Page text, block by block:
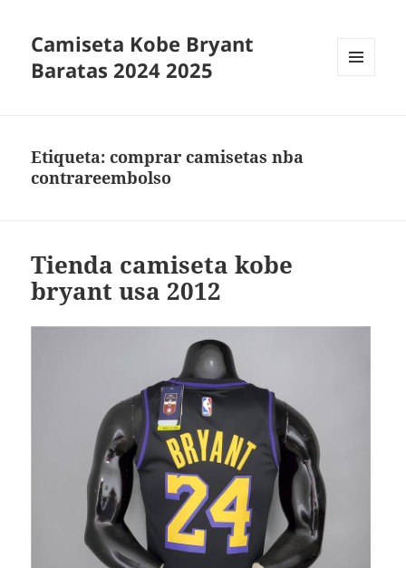
Camiseta Kobe Bryant
Baratas 2024 2025
Etiqueta:comprar camisetas nba
contrareembolso
Tienda camiseta kobe
bryant usa 2012